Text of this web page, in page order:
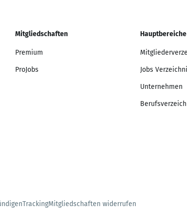
Mitgliedschaften
Premium
ProJobs
Hauptbereiche
Jobs
Unternehmen
TrackingMitgliedschaften widerrufen